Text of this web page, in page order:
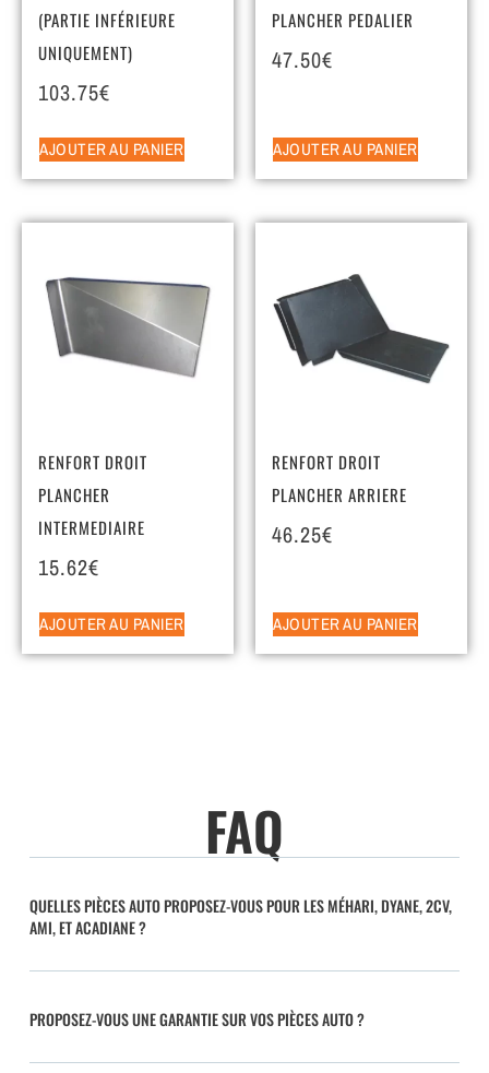
(PARTIE INFÉRIEURE
UNIQUEMENT)
103.75€
AJOUTER AU PANIER
PLANCHER PEDALIER
47.50€
AJOUTER AU PANIER
RENFORT DROIT
PLANCHER
INTERMEDIAIRE
15.62€
AJOUTER AU PANIER
RENFORT DROIT
PLANCHER ARRIERE
46.25€
AJOUTER AU PANIER
FAQ
QUELLES PIÈCES AUTO PROPOSEZ-VOUS POUR LES MÉHARI, DYANE, 2CV,
AMI, ET ACADIANE ?
PROPOSEZ-VOUS UNE GARANTIE SUR VOS PIÈCES AUTO ?